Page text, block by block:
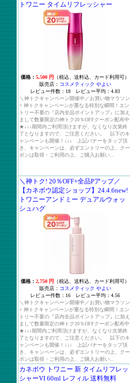
トワニー タイムリフレッシャー
価格： 5,500 円 （税込、送料込、カード利用可）
販売店： コスメティック やよい
レビュー件数：18 レビュー平均：4.83
＼神トクキャンペーン開催中／お買い物マラソン
× 神トクキャンペーンが重なる特別な瞬間！エン
トリー不要の『店内全品ポイントアップ』に加え
まして数量限定の神トク20％OFFクーポン配布中
★↓↓↓期間内ご利用頂けますが、なくなり次第終
了となりますので、ご注意ください。 以下のキ
ャンペーンも開催！↓↓↓ 上記バナーをタップ頂
き、キャンペーンは、必ずエントリーの上、クー
ポンは取得・ご利用の上、ご購入お願い...
＼神トク! 20％OFF+全品Pアップ／
【カネボウ認定ショップ】24.4.6new!
トワニーアンドミー デュアルウォッ
シュハグ
価格： 2,750 円 （税込、送料込、カード利用可）
販売店： コスメティック やよい
レビュー件数：16 レビュー平均：4.56
＼神トクキャンペーン開催中／お買い物マラソン
× 神トクキャンペーンが重なる特別な瞬間！エン
トリー不要の『店内全品ポイントアップ』に加え
まして数量限定の神トク20％OFFクーポン配布中
★↓↓↓期間内ご利用頂けますが、なくなり次第終
了となりますので、ご注意ください。 以下のキ
ャンペーンも開催！↓↓↓ 上記バナーをタップ頂
き、キャンペーンは、必ずエントリーの上、クー
ポンは取得・ご利用の上、ご購入お願い...
カネボウ トワニー 新 タイムリフレッ
シャーVI 60ml レフィル 送料無料